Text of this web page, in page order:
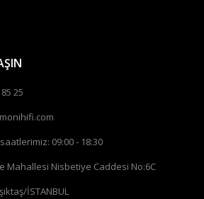
25
09:00 - 18:30
Mahallesi Nisbetiye Caddesi No:6C
İSTANBUL